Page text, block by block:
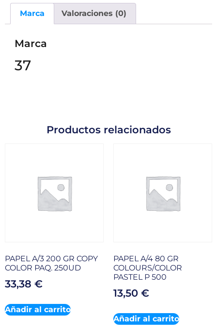
Marca Valoraciones (0)
Marca
37
Productos relacionados
PAPEL A/3 200 GR COPY
COLOR PAQ. 250UD
33,38 €
Añadir al carrito
PAPEL A/4 80 GR
COLOURS/COLOR
PASTEL P 500
13,50 €
Añadir al carrito